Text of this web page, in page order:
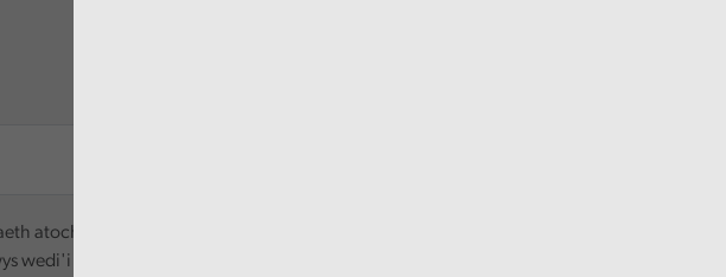
atoch. Defnyddir eich enw a'ch
wedi'i deilwra yn seiliedig ar eich